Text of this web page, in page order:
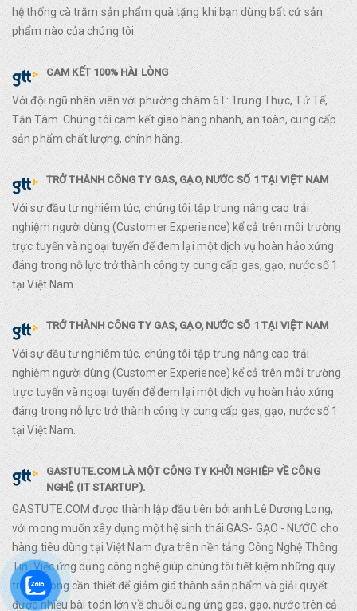
hệ thống cà trăm sản phẩm quà tặng khi bạn dùng bất cứ sản
phẩm nào của chúng tôi.
CAM KẾT 100% HÀI LÒNG
Với đội ngũ nhân viên với phường châm 6T: Trung Thực, Tử Tế,
Tận Tâm. Chúng tôi cam kết giao hàng nhanh, an toàn, cung cấp
sản phẩm chất lượng, chính hãng.
TRỞ THÀNH CÔNG TY GAS, GẠO, NƯỚC SỐ 1 TẠI VIỆT NAM
Với sự đầu tư nghiêm túc, chúng tôi tập trung nâng cao trải
nghiệm người dùng (Customer Experience) kể cả trên môi trường
trực tuyến và ngoại tuyến để đem lại một dịch vụ hoàn hảo xứng
đáng trong nỗ lực trở thành công ty cung cấp gas, gạo, nước số 1
tại Việt Nam.
TRỞ THÀNH CÔNG TY GAS, GẠO, NƯỚC SỐ 1 TẠI VIỆT NAM
Với sự đầu tư nghiêm túc, chúng tôi tập trung nâng cao trải
nghiệm người dùng (Customer Experience) kể cả trên môi trường
trực tuyến và ngoại tuyến để đem lại một dịch vụ hoàn hảo xứng
đáng trong nỗ lực trở thành công ty cung cấp gas, gạo, nước số 1
tại Việt Nam.
GASTUTE.COM LÀ MỘT CÔNG TY KHỞI NGHIỆP VỀ CÔNG
NGHỆ (IT STARTUP).
GASTUTE.COM được thành lập đầu tiên bởi anh Lê Dương Long,
với mong muốn xây dựng một hệ sinh thái GAS- GẠO - NƯỚC cho
hàng tiêu dùng tại Việt Nam đựa trên nền tảng Công Nghệ Thông
Tin. Việc ứng dụng công nghệ giúp chúng tôi tiết kiệm những quy
trình không cần thiết để giảm giá thành sản phẩm và giải quyết
được nhiều bài toán lớn về chuỗi cung ứng gas, gạo, nước trên cả